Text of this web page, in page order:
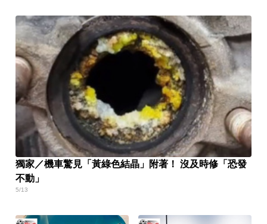
獨家／機車驚見「黃綠色結晶」附著！ 沒及時修「恐發
不動」
5/13